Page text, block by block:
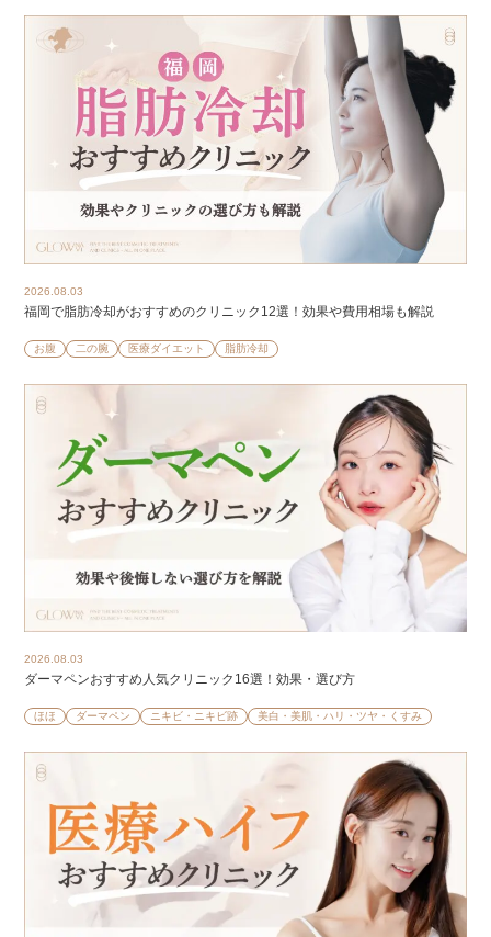
2026.08.03
福岡で脂肪冷却がおすすめのクリニック12選！効果や費用相場も解説
お腹 二の腕 医療ダイエット 脂肪冷却
2026.08.03
ダーマペンおすすめ人気クリニック16選！効果・選び方
ほほ ダーマペン ニキビ・ニキビ跡 美白・美肌・ハリ・ツヤ・くすみ